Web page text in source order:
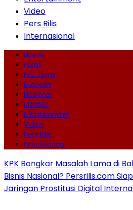
Video
Pers Rilis
Internasional
Home
Politik
Info Jogja
Ekonomi
Nasional
Lifestyle
Entertainment
Video
Pers Rilis
Internasional
KPK Bongkar Masalah Lama di
Bisnis Nasional? Persrilis.com
Jaringan Prostitusi Digital